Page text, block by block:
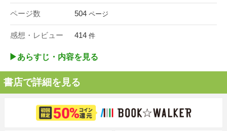
ページ数 504 ページ
感想・レビュー 414 件
▶︎あらすじ・内容を見る
書店で詳細を見る